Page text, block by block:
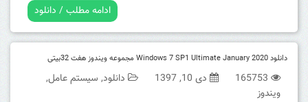
ادامه مطلب / دانلود
دانلود Windows 7 SP1 Ultimate January 2020 مجموعه ویندوز هفت 32بیتی
165753 دی 10, 1397 دانلود, سیستم عامل,
ویندوز